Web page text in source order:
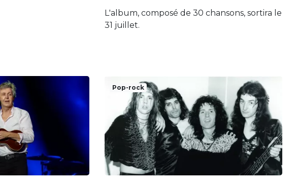
L'album, composé de 30 chansons, sortira le
31 juillet.
Pop-rock